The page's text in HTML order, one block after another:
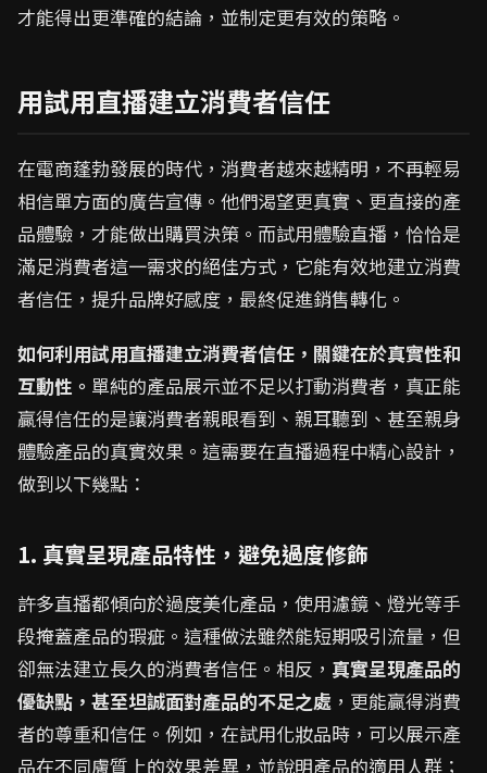
才能得出更準確的結論，並制定更有效的策略。
用試用直播建立消費者信任
在電商蓬勃發展的時代，消費者越來越精明，不再輕易
相信單方面的廣告宣傳。他們渴望更真實、更直接的產
品體驗，才能做出購買決策。而試用體驗直播，恰恰是
滿足消費者這一需求的絕佳方式，它能有效地建立消費
者信任，提升品牌好感度，最終促進銷售轉化。
如何利用試用直播建立消費者信任，關鍵在於真實性和
互動性。 單純的產品展示並不足以打動消費者，真正能
贏得信任的是讓消費者親眼看到、親耳聽到、甚至親身
體驗產品的真實效果。這需要在直播過程中精心設計，
做到以下幾點：
1. 真實呈現產品特性，避免過度修飾
許多直播都傾向於過度美化產品，使用濾鏡、燈光等手
段掩蓋產品的瑕疵。這種做法雖然能短期吸引流量，但
卻無法建立長久的消費者信任。相反， 真實呈現產品的
優缺點，甚至坦誠面對產品的不足之處 ，更能贏得消費
者的尊重和信任。例如，在試用化妝品時，可以展示產
品在不同膚質上的效果差異，並說明產品的適用人群；